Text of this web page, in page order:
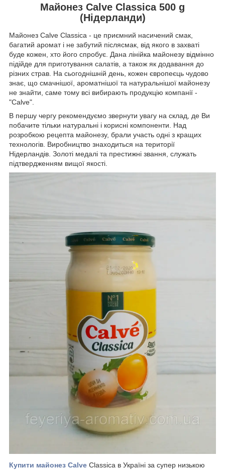
Майонез Calve Classica 500 g
(Нідерланди)
Майонез Calve Classica - це приємний насичений смак,
багатий аромат і не забутий післясмак, від якого в захваті
буде кожен, хто його спробує. Дана лінійка майонезу відмінно
підійде для приготування салатів, а також як додавання до
різних страв. На сьогоднішній день, кожен європеєць чудово
знає, що смачнішої, ароматнішої та натуральнішої майонезу
не знайти, саме тому всі вибирають продукцію компанії -
"Calve".
В першу чергу рекомендуємо звернути увагу на склад, де Ви
побачите тільки натуральні і корисні компоненти. Над
розробкою рецепта майонезу, брали участь одні з кращих
технологів. Виробництво знаходиться на території
Нідерландів. Золоті медалі та престижні звання, служать
підтвердженням вищої якості.
Купити майонез Calve Classica в Україні за супер низькою